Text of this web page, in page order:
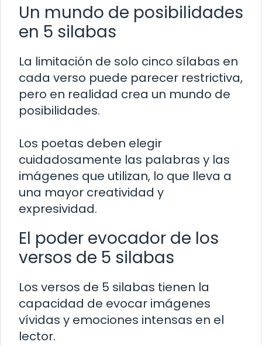
Un mundo de posibilidades
en 5 silabas
La limitación de solo cinco sílabas en
cada verso puede parecer restrictiva,
pero en realidad crea un mundo de
posibilidades.
Los poetas deben elegir
cuidadosamente las palabras y las
imágenes que utilizan, lo que lleva a
una mayor creatividad y
expresividad.
El poder evocador de los
versos de 5 silabas
Los versos de 5 silabas tienen la
capacidad de evocar imágenes
vívidas y emociones intensas en el
lector.